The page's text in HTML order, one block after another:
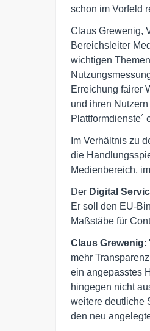
schon im Vorfeld
Claus Grewenig,
Bereichsleiter
wichtigen
Erreichung fairer
und ihren
Im Verhältnis zu
die
Medienbereich,
Der Digital
Er soll den EU-
Maßstäbe für
Claus Grewenig:
mehr
ein angepasstes
hingegen nicht
weitere deutliche
den neu